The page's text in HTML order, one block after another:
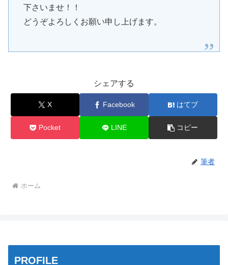
下さいませ！！
どうぞよろしくお願い申し上げます。
シェアする
X Facebook はてブ
Pocket LINE コピー
筆者
ホーム
PROFILE